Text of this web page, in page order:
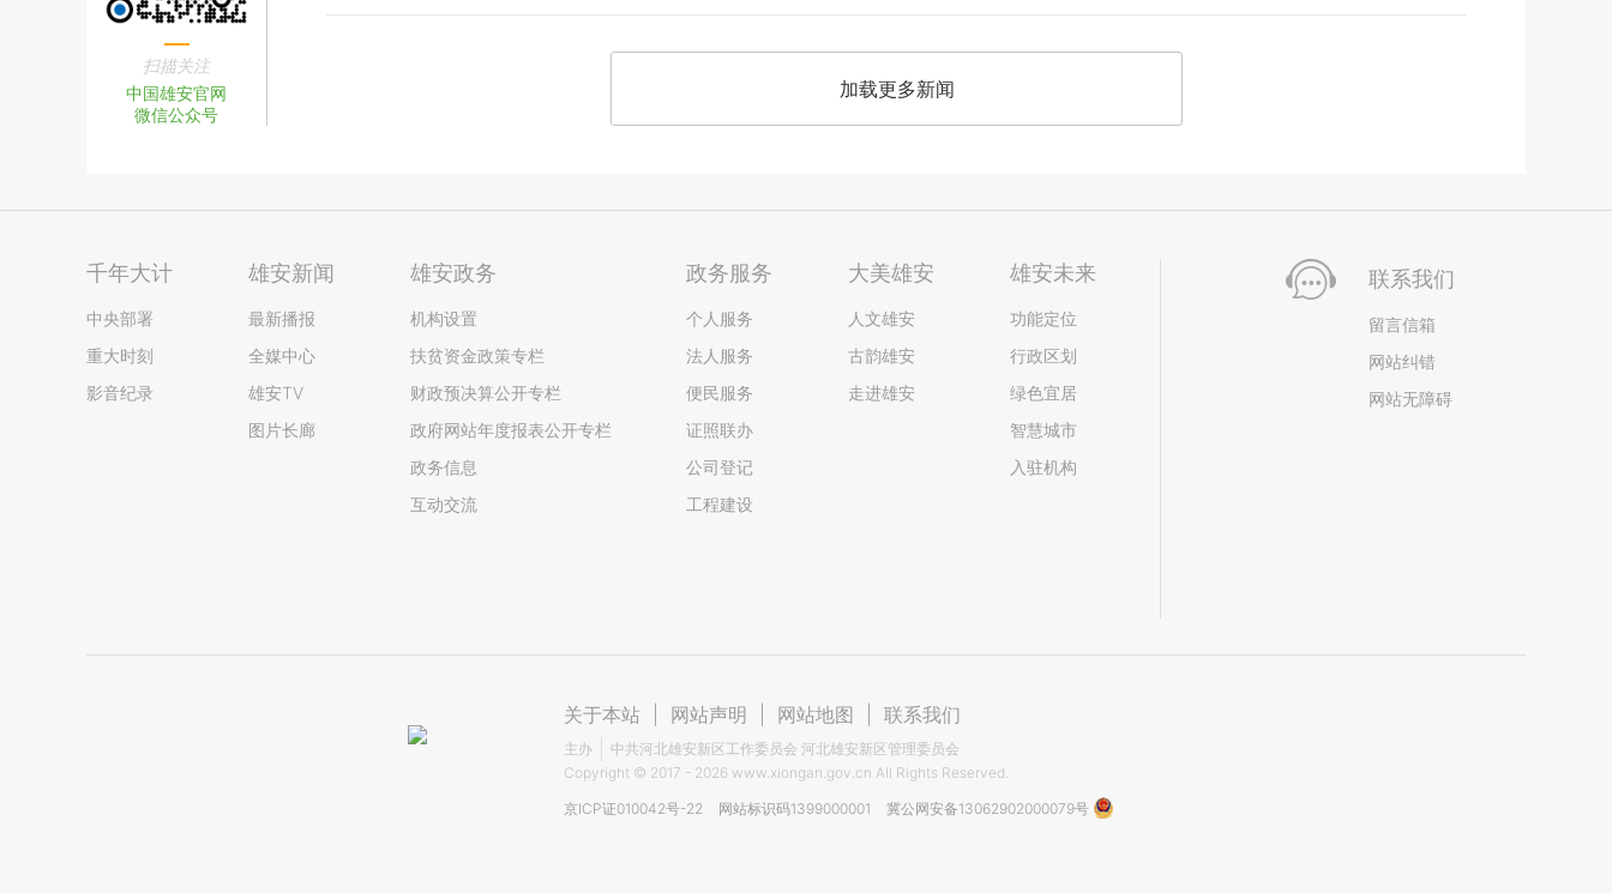
扫描关注
中国雄安官网
微信公众号
加载更多新闻
千年大计
中央部署
重大时刻
影音纪录
雄安新闻
最新播报
全媒中心
雄安TV
图片长廊
雄安政务
机构设置
扶贫资金政策专栏
财政预决算公开专栏
政府网站年度报表公开专栏
政务信息
互动交流
政务服务
个人服务
法人服务
便民服务
证照联办
公司登记
工程建设
大美雄安
人文雄安
古韵雄安
走进雄安
雄安未来
功能定位
行政区划
绿色宜居
智慧城市
入驻机构
联系我们
留言信箱
网站纠错
网站无障碍
关于本站 网站声明 网站地图 联系我们
主办
中共河北雄安新区工作委员会 河北雄安新区管理委员会
Copyright © 2017 - 2026 www.xiongan.gov.cn All Rights Reserved.
京ICP证010042号-22
网站标识码1399000001 冀公网安备13062902000079号